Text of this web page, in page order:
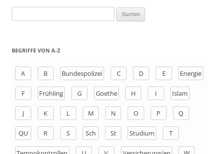
h
BEGRIFFE VON A-Z
A B Bundespolizei C D E Energie
F Frühling G Goethe H I Islam
J K L M N O P Q
QU R S Sch St Studium T